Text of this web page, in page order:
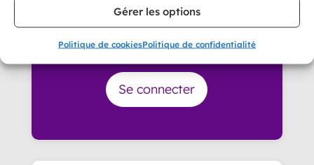
Gérer les options
Politique de cookiesPolitique de confidentialité
Réglez vos factures en toute
tranquilité depuis notre
portail en ligne.
Se connecter